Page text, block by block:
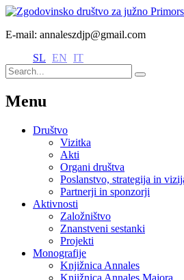
E-mail: annaleszdjp@gmail.com
SL EN IT
Menu
Društvo
Vizitka
Akti
Organi društva
Poslanstvo, strategija in
Partnerji in sponzorji
Aktivnosti
Založništvo
Znanstveni sestanki
Projekti
Monografije
Knjižnica Annales
Knjižnica Annales Majora